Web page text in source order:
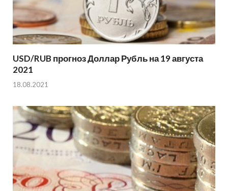
USD/RUB прогноз Доллар Рубль на 19 августа
2021
18.08.2021